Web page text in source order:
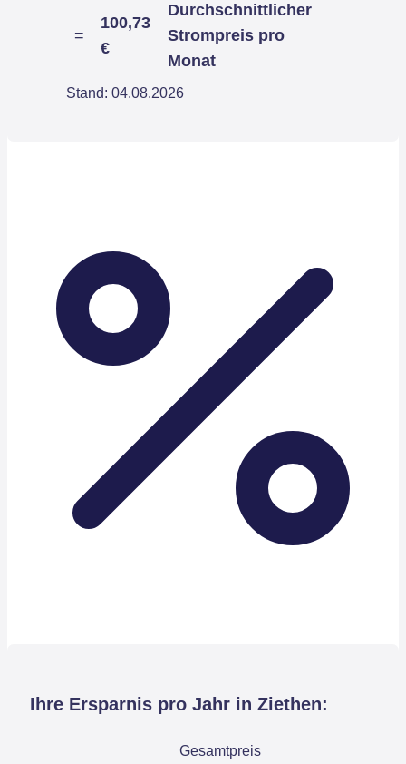
=
100,73
€
Durchschnittlicher
Strompreis pro
Monat
Stand: 04.08.2026
Ihre Ersparnis pro Jahr in Ziethen:
Gesamtpreis